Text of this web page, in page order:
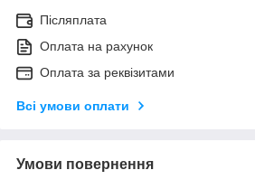
Післяплата
Оплата на рахунок
Оплата за реквізитами
Всі умови оплати
Умови повернення